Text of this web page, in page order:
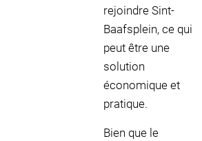
rejoindre Sint-
Baafsplein, ce qui
peut être une
solution
économique et
pratique.
Bien que le